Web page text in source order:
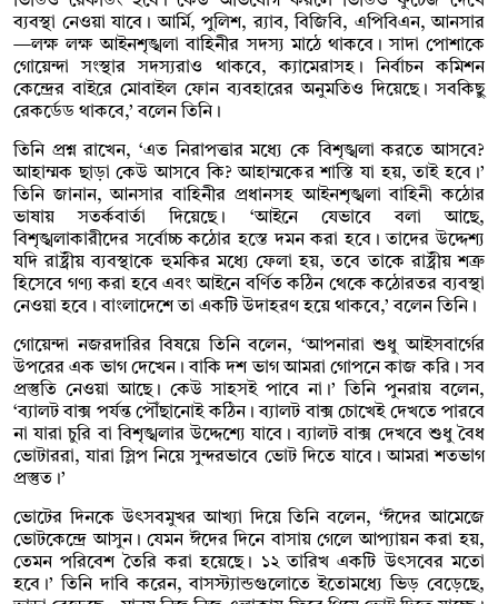
ব্যবস্থা নেওয়া যাবে। আর্মি, পুলিশ, র‍্যাব, বিজিবি, এপিবিএন, আনসার
—লক্ষ লক্ষ আইনশৃঙ্খলা বাহিনীর সদস্য মাঠে থাকবে। সাদা পোশাকে
গোয়েন্দা সংস্থার সদস্যরাও থাকবে, ক্যামেরাসহ। নির্বাচন কমিশন
কেন্দ্রের বাইরে মোবাইল ফোন ব্যবহারের অনুমতিও দিয়েছে। সবকিছু
রেকর্ডেড থাকবে,’ বলেন তিনি।
তিনি প্রশ্ন রাখেন, ‘এত নিরাপত্তার মধ্যে কে বিশৃঙ্খলা করতে আসবে?
আহাম্মক ছাড়া কেউ আসবে কি? আহাম্মকের শাস্তি যা হয়, তাই হবে।’
তিনি জানান, আনসার বাহিনীর প্রধানসহ আইনশৃঙ্খলা বাহিনী কঠোর
ভাষায় সতর্কবার্তা দিয়েছে। ‘আইনে যেভাবে বলা আছে,
বিশৃঙ্খলাকারীদের সর্বোচ্চ কঠোর হস্তে দমন করা হবে। তাদের উদ্দেশ্য
যদি রাষ্ট্রীয় ব্যবস্থাকে হুমকির মধ্যে ফেলা হয়, তবে তাকে রাষ্ট্রীয় শত্রু
হিসেবে গণ্য করা হবে এবং আইনে বর্ণিত কঠিন থেকে কঠোরতর ব্যবস্থা
নেওয়া হবে। বাংলাদেশে তা একটি উদাহরণ হয়ে থাকবে,’ বলেন তিনি।
গোয়েন্দা নজরদারির বিষয়ে তিনি বলেন, ‘আপনারা শুধু আইসবার্গের
উপরের এক ভাগ দেখেন। বাকি দশ ভাগ আমরা গোপনে কাজ করি। সব
প্রস্তুতি নেওয়া আছে। কেউ সাহসই পাবে না।’ তিনি পুনরায় বলেন,
‘ব্যালট বাক্স পর্যন্ত পৌঁছানোই কঠিন। ব্যালট বাক্স চোখেই দেখতে পারবে
না যারা চুরি বা বিশৃঙ্খলার উদ্দেশ্যে যাবে। ব্যালট বাক্স দেখবে শুধু বৈধ
ভোটাররা, যারা স্লিপ নিয়ে সুন্দরভাবে ভোট দিতে যাবে। আমরা শতভাগ
প্রস্তুত।’
ভোটের দিনকে উৎসবমুখর আখ্যা দিয়ে তিনি বলেন, ‘ঈদের আমেজে
ভোটকেন্দ্রে আসুন। যেমন ঈদের দিনে বাসায় গেলে আপ্যায়ন করা হয়,
তেমন পরিবেশ তৈরি করা হয়েছে। ১২ তারিখ একটি উৎসবের মতো
হবে।’ তিনি দাবি করেন, বাসস্ট্যান্ডগুলোতে ইতোমধ্যে ভিড় বেড়েছে,